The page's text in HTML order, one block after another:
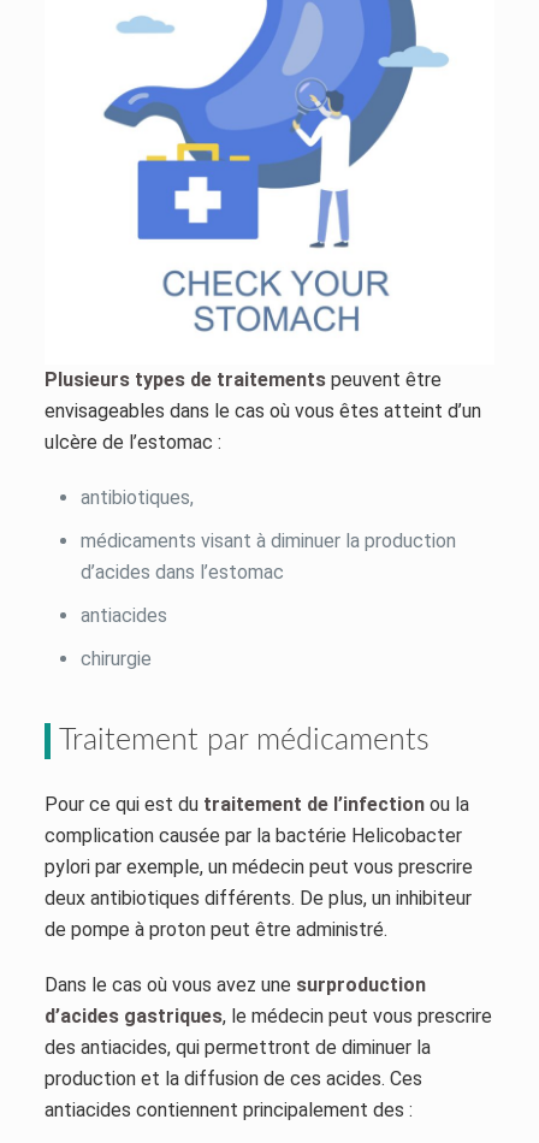
Plusieurs types de traitementspeuvent être
envisageables dans le cas où vous êtes atteint d’un
ulcère de l’estomac :
antibiotiques,
médicaments visant à diminuer la production
d’acides dans l’estomac
antiacides
chirurgie
Traitement par médicaments
Pour ce qui est du traitement de l’infectionou la
complication causée par la bactérie Helicobacter
pylori par exemple, un médecin peut vous prescrire
deux antibiotiques différents. De plus, un inhibiteur
de pompe à proton peut être administré.
Dans le cas où vous avez une surproduction
d’acides gastriques, le médecin peut vous prescrire
des antiacides, qui permettront de diminuer la
production et la diffusion de ces acides. Ces
antiacides contiennent principalement des :